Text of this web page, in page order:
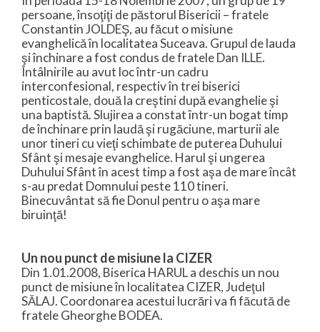
persoane, însoţiţi de păstorul Bisericii – fratele
Constantin JOLDEŞ, au făcut o misiune
evanghelică în localitatea Suceava. Grupul de lauda
şi închinare a fost condus de fratele Dan ILLE.
Întâlnirile au avut loc într-un cadru
interconfesional, respectiv în trei biserici
penticostale, două la creştini după evanghelie şi
una baptistă. Slujirea a constat într-un bogat timp
de închinare prin laudă şi rugăciune, marturii ale
unor tineri cu vieţi schimbate de puterea Duhului
Sfânt şi mesaje evanghelice. Harul şi ungerea
Duhului Sfânt în acest timp a fost aşa de mare încât
s-au predat Domnului peste 110 tineri.
Binecuvântat să fie Donul pentru o aşa mare
biruinţă!
Un nou punct de misiune la CIZER
Din 1.01.2008, Biserica HARUL a deschis un nou
punct de misiune în localitatea CIZER, Judeţul
SĂLAJ. Coordonarea acestui lucrări va fi făcută de
fratele Gheorghe BODEA.